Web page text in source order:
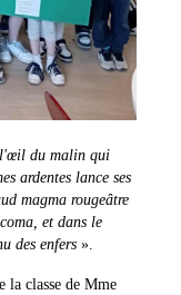
l'œil du malin qui
ardentes lance ses
magma rougeâtre
et dans le
des enfers ».
la classe de Mme